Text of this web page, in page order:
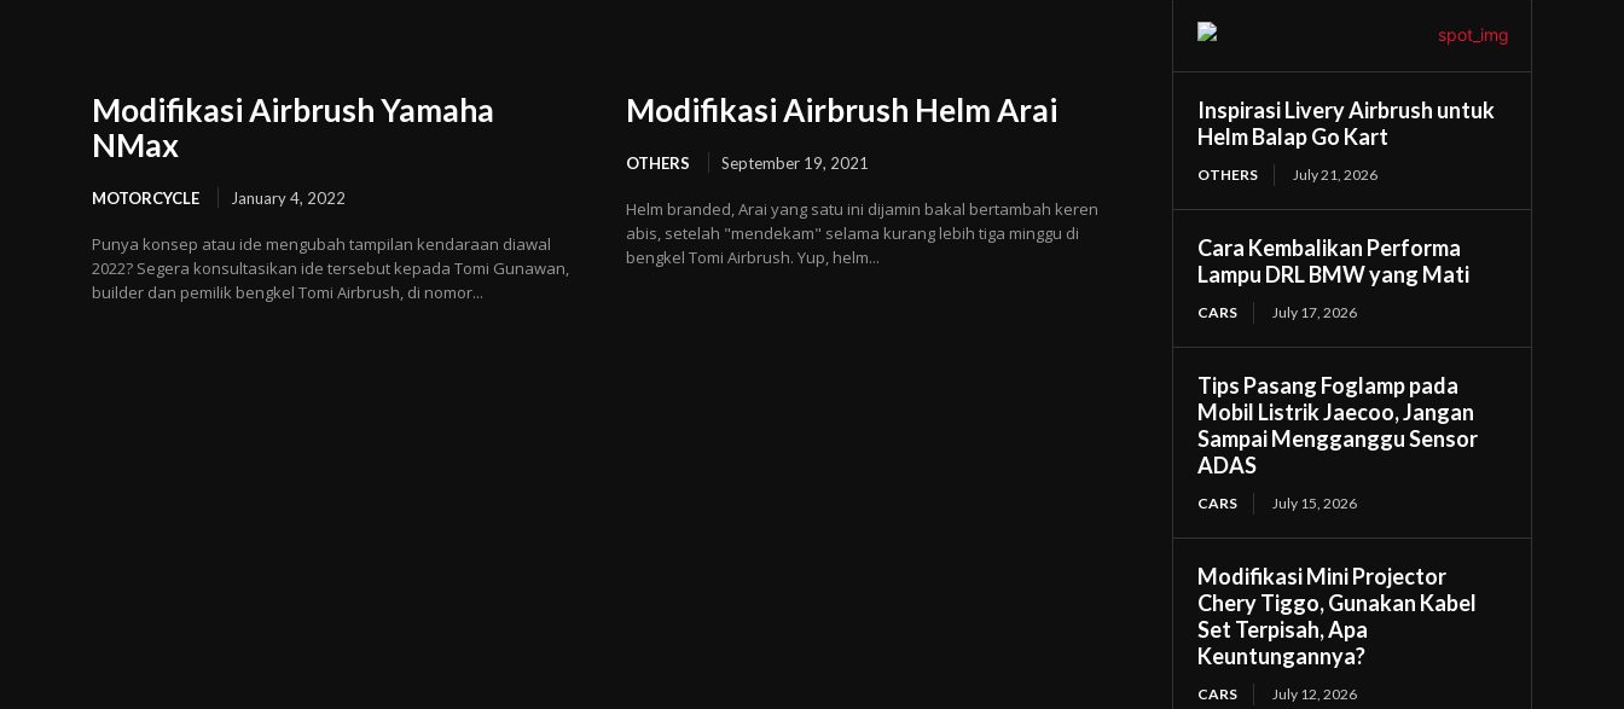
Modifikasi Airbrush Yamaha
NMax
MOTORCYCLE January 4, 2022
Punya konsep atau ide mengubah tampilan kendaraan diawal
2022? Segera konsultasikan ide tersebut kepada Tomi Gunawan,
builder dan pemilik bengkel Tomi Airbrush, di nomor...
Modifikasi Airbrush Helm Arai
OTHERS September 19, 2021
Helm branded, Arai yang satu ini dijamin bakal bertambah keren
abis, setelah "mendekam" selama kurang lebih tiga minggu di
bengkel Tomi Airbrush. Yup, helm...
Inspirasi Livery Airbrush untuk
Helm Balap Go Kart
OTHERS July 21, 2026
Cara Kembalikan Performa
Lampu DRL BMW yang Mati
CARS July 17, 2026
Tips Pasang Foglamp pada
Mobil Listrik Jaecoo, Jangan
Sampai Mengganggu Sensor
ADAS
CARS July 15, 2026
Modifikasi Mini Projector
Chery Tiggo, Gunakan Kabel
Set Terpisah, Apa
Keuntungannya?
CARS July 12, 2026